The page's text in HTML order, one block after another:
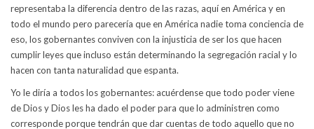
representaba la diferencia dentro de las razas, aquí en América y en
todo el mundo pero parecería que en América nadie toma conciencia de
eso, los gobernantes conviven con la injusticia de ser los que hacen
cumplir leyes que incluso están determinando la segregación racial y lo
hacen con tanta naturalidad que espanta.
Yo le diría a todos los gobernantes: acuérdense que todo poder viene
de Dios y Dios les ha dado el poder para que lo administren como
corresponde porque tendrán que dar cuentas de todo aquello que no